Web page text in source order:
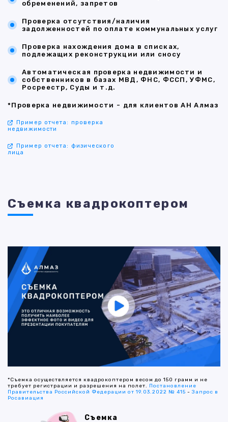
обременений, запретов
Проверка отсутствия/наличия
задолженностей по оплате коммунальных услуг
Проверка нахождения дома в списках,
подлежащих реконструкции или сносу
Автоматическая проверка недвижимости и
собственников в базах МВД, ФНС, ФССП, УФМС,
Росреестр, Суды и т.д.
*Проверка недвижимости - для клиентов АН Алмаз
Пример отчета: проверка
недвижимости
Пример отчета: физического
лица
Съемка квадрокоптером
*Съемка осуществляется квадрокоптером весом до 150 грамм и не
требует регистрации и разрешения на полет. Постановление
Правительства Российской Федерации от 19.03.2022 № 415 -Запрос в
Росавиация
Съемка